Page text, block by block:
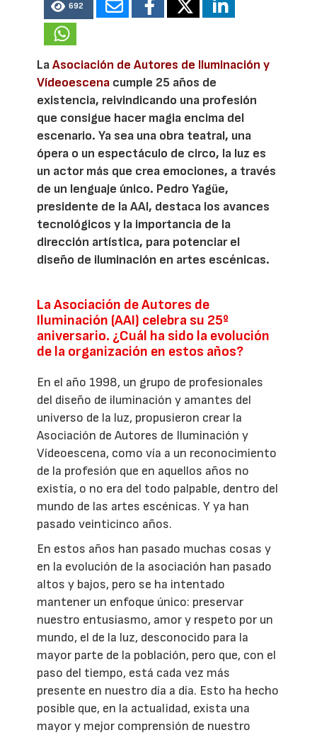
692
LaAsociación de Autores de Iluminación y
Vídeoescena cumple 25 años de
existencia, reivindicando una profesión
que consigue hacer magia encima del
escenario. Ya sea una obra teatral, una
ópera o un espectáculo de circo, la luz es
un actor más que crea emociones, a través
de un lenguaje único. Pedro Yagüe,
presidente de la AAI, destaca los avances
tecnológicos y la importancia de la
dirección artística, para potenciar el
diseño de iluminación en artes escénicas.
La Asociación de Autores de
Iluminación (AAI) celebra su 25º
aniversario. ¿Cuál ha sido la evolución
de la organización en estos años?
En el año 1998, un grupo de profesionales
del diseño de iluminación y amantes del
universo de la luz, propusieron crear la
Asociación de Autores de Iluminación y
Vídeoescena, como vía a un reconocimiento
de la profesión que en aquellos años no
existía, o no era del todo palpable, dentro del
mundo de las artes escénicas. Y ya han
pasado veinticinco años.
En estos años han pasado muchas cosas y
en la evolución de la asociación han pasado
altos y bajos, pero se ha intentado
mantener un enfoque único: preservar
nuestro entusiasmo, amor y respeto por un
mundo, el de la luz, desconocido para la
mayor parte de la población, pero que, con el
paso del tiempo, está cada vez más
presente en nuestro día a día. Esto ha hecho
posible que, en la actualidad, exista una
mayor y mejor comprensión de nuestro